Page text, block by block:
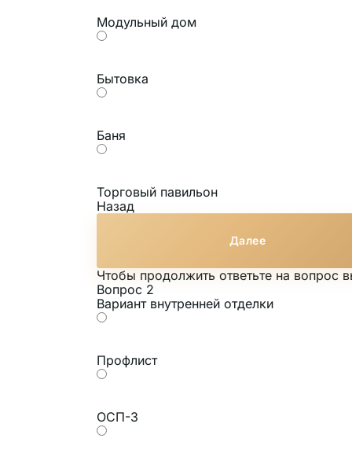
Модульный дом
Бытовка
Баня
Торговый павильон
Назад
Далее
Чтобы продолжить ответьте на вопрос
Вопрос 2
Вариант внутренней отделки
Профлист
ОСП-3